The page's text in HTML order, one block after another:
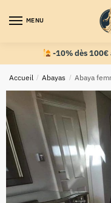
MENU
-10% dès 100€
Accueil / Abayas / Abaya